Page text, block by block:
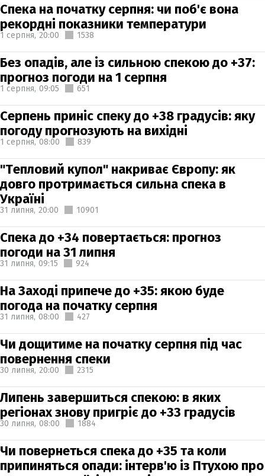
Спека на початку серпня: чи поб'є вона
рекордні показники температури
1 серпня, 20:00 1538
Без опадів, але із сильною спекою до +37:
прогноз погоди на 1 серпня
1 серпня, 09:05 651
Серпень приніс спеку до +38 градусів: яку
погоду прогнозують на вихідні
1 серпня, 08:00 839
"Тепловий купол" накриває Європу: як
довго протримається сильна спека в
Україні
31 липня, 20:00 10901
Спека до +34 повертається: прогноз
погоди на 31 липня
31 липня, 09:15 924
На Заході припече до +35: якою буде
погода на початку серпня
31 липня, 08:00 427
Чи дощитиме на початку серпня під час
повернення спеки
30 липня, 20:00 2315
Липень завершиться спекою: в яких
регіонах знову пригріє до +33 градусів
30 липня, 08:00 1884
Чи повернеться спека до +35 та коли
припиняться опади: інтерв'ю із Птухою про